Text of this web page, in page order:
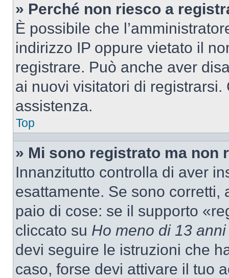
» Perché non riesco a
È possibile che
indirizzo IP oppure vietato il
registrare. Può anche aver
ai nuovi visitatori di
assistenza.
Top
» Mi sono registrato ma non
Innanzitutto controlla di aver
esattamente. Se sono
paio di cose: se il supporto
cliccato su Ho meno di 13 anni
devi seguire le istruzioni che
caso, forse devi attivare il tuo